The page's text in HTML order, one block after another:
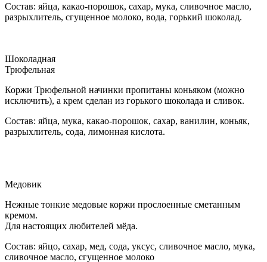
Состав: яйца, какао-порошок, сахар, мука, сливочное масло,
разрыхлитель, сгущенное молоко, вода, горький шоколад.
Шоколадная
Трюфельная
Коржи Трюфельной начинки пропитаны коньяком (можно
исключить), а крем сделан из горького шоколада и сливок.
Состав: яйца, мука, какао-порошок, сахар, ванилин, коньяк,
разрыхлитель, сода, лимонная кислота.
Медовик
Нежные тонкие медовые коржи прослоенные сметанным
кремом.
Для настоящих любителей мёда.
Состав: яйцо, сахар, мед, сода, уксус, сливочное масло, мука,
сливочное масло, сгущенное молоко